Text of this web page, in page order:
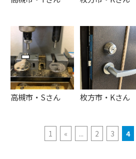
高槻市・Sさん 枚方市・Kさん
1 « ... 2 3 4